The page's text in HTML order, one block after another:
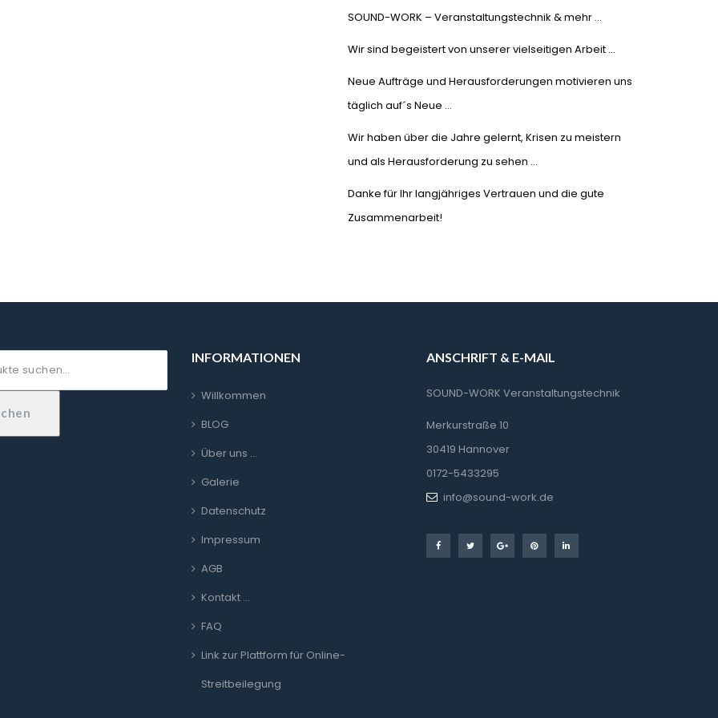
SOUND-WORK – Veranstaltungstechnik & mehr …
Wir sind begeistert von unserer vielseitigen Arbeit …
Neue Aufträge und Herausforderungen motivieren uns
täglich auf´s Neue …
Wir haben über die Jahre gelernt, Krisen zu meistern
und als Herausforderung zu sehen …
Danke für Ihr langjähriges Vertrauen und die gute
Zusammenarbeit!
INFORMATIONEN
Willkommen
BLOG
Über uns …
Galerie
Datenschutz
Impressum
AGB
Kontakt …
FAQ
Link zur Plattform für Online-
Streitbeilegung
ANSCHRIFT & E-MAIL
SOUND-WORK Veranstaltungstechnik
Merkurstraße 10
30419 Hannover
0172-5433295
info@sound-work.de